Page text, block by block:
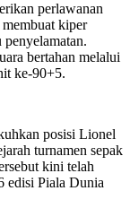
perlawanan
kiper
bertahan melalui
ke-90+5.
posisi Lionel
turnamen sepak
kini telah
edisi Piala Dunia